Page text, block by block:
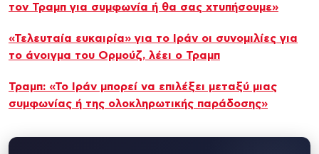
τον Τραμπ για συμφωνία ή θα σας χτυπήσουμε»
«Τελευταία ευκαιρία» για το Ιράν οι συνομιλίες για
το άνοιγμα του Ορμούζ, λέει ο Τραμπ
Τραμπ: «Το Ιράν μπορεί να επιλέξει μεταξύ μιας
συμφωνίας ή της ολοκληρωτικής παράδοσης»